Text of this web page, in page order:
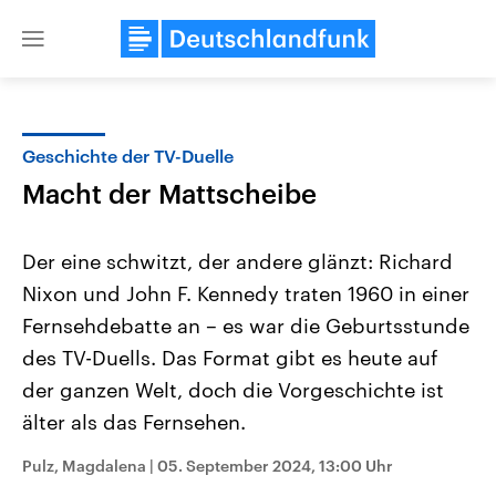
Close
Landtagswahl Sachsen-Anhalt
Alle Informationen
September 2026 einen neuen
Landtag. Seit 2021 wird das
USA
Aktuelle Beiträge,
gehören die Vereinigten
den mächtigsten Ländern
Geschichte der TV-Duelle
Macht der Mattscheibe
Der eine schwitzt, der andere glänzt: Richard
Nixon und John F. Kennedy traten 1960 in einer
Fernsehdebatte an – es war die Geburtsstunde
des TV-Duells. Das Format gibt es heute auf
der ganzen Welt, doch die Vorgeschichte ist
älter als das Fernsehen.
Pulz, Magdalena | 05. September 2024, 13:00 Uhr